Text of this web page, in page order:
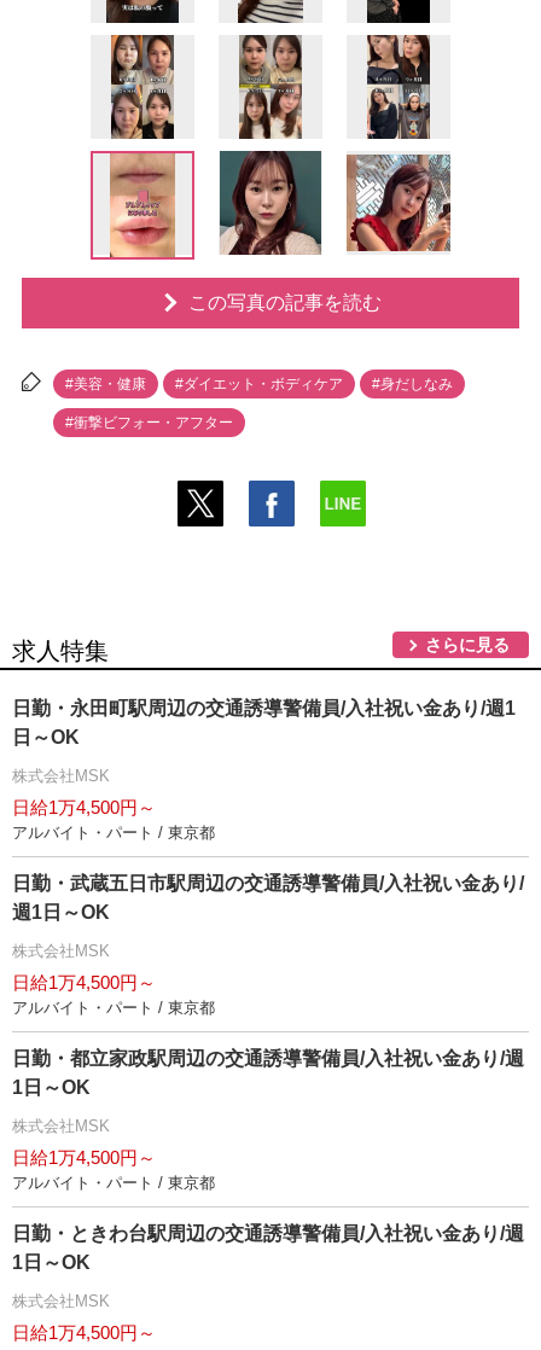
この写真の記事を読む
#美容・健康 #ダイエット・ボディケア #身だしなみ
#衝撃ビフォー・アフター
求人特集 さらに見る
日勤・永田町駅周辺の交通誘導警備員/入社祝い金あり/週1
日～OK
株式会社MSK
日給1万4,500円～
アルバイト・パート / 東京都
日勤・武蔵五日市駅周辺の交通誘導警備員/入社祝い金あり/
週1日～OK
株式会社MSK
日給1万4,500円～
アルバイト・パート / 東京都
日勤・都立家政駅周辺の交通誘導警備員/入社祝い金あり/週
1日～OK
株式会社MSK
日給1万4,500円～
アルバイト・パート / 東京都
日勤・ときわ台駅周辺の交通誘導警備員/入社祝い金あり/週
1日～OK
株式会社MSK
日給1万4,500円～